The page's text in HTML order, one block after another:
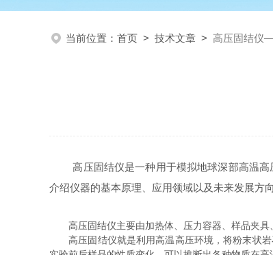
当前位置： 首页 > 技术文章 > 高压固结仪
高压固结仪是一种用于模拟地球深部高温高
介绍仪器的基本原理、应用领域以及未来发展方向
高压固结仪主要由加热体、压力容器、样品夹具
高压固结仪就是利用高温高压环境，将粉末状岩